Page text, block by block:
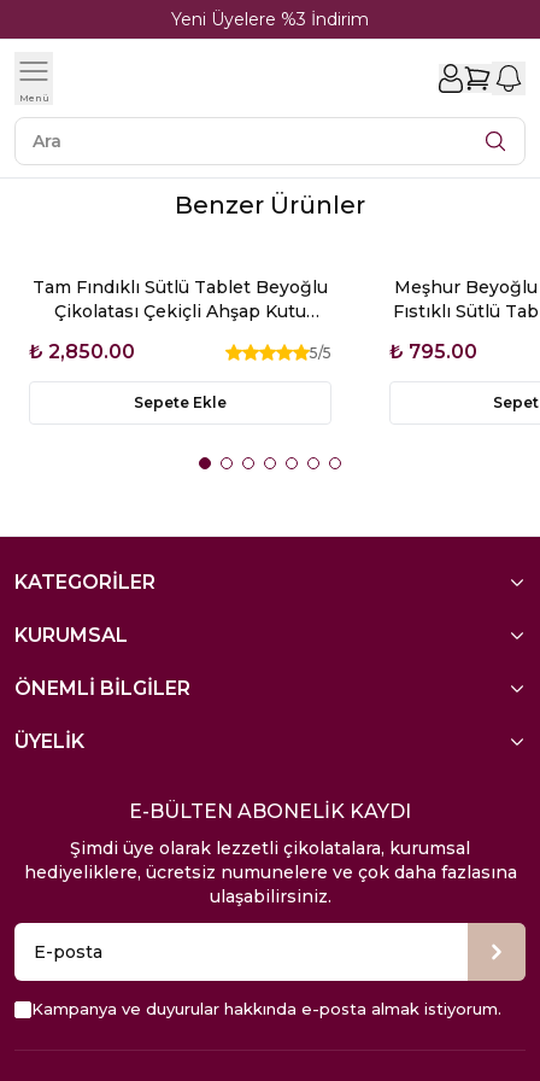
Yeni Üyelere %3 İndirim
Menü
Benzer Ürünler
Tam Fındıklı Sütlü Tablet Beyoğlu
Çikolatası Çekiçli Ahşap Kutu
₺ 2,850.00 5/5
Sepete Ekle
Meşhur
Fıstıklı Sütlü
₺ 795.00
KATEGORİLER
KURUMSAL
ÖNEMLİ BİLGİLER
ÜYELİK
E-BÜLTEN ABONELİK KAYDI
Şimdi üye olarak lezzetli çikolatalara, kurumsal
hediyeliklere, ücretsiz numunelere ve çok daha fazlasına
ulaşabilirsiniz.
Kampanya ve duyurular hakkında e-posta almak istiyorum.